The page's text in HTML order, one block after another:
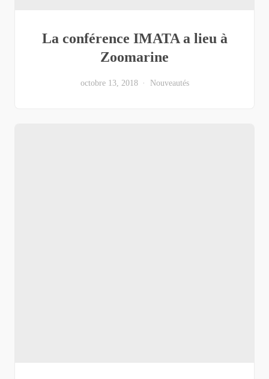
La conférence IMATA a lieu à
Zoomarine
octobre 13, 2018 Nouveautés